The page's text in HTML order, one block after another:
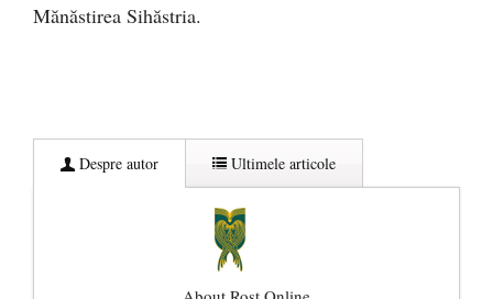
Mănăstirea Sihăstria.
Despre autor Ultimele articole